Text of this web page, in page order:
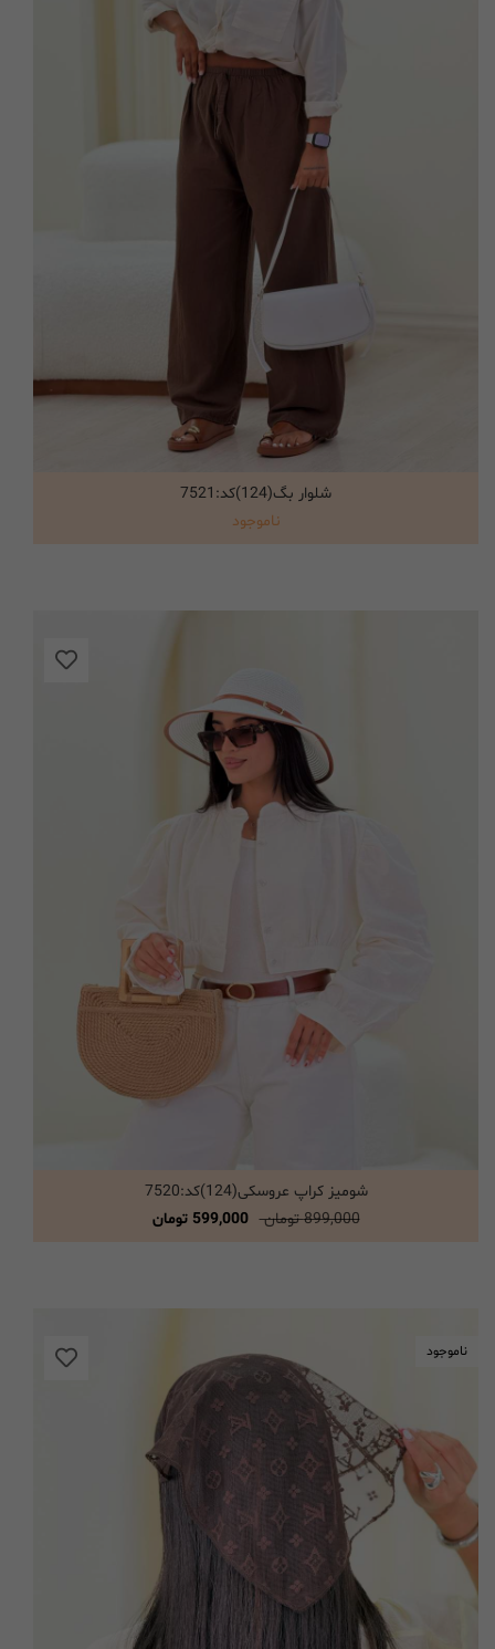
انتخاب گزینه ها
شلوار بگ(124)کد:7521
ناموجود
انتخاب گزینه ها
شومیز کراپ عروسکی(124)کد:7520
899,000 تومان
599,000 تومان
ناموجود